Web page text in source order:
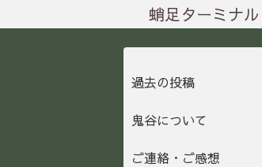
蛸足ターミナル
過去の投稿
鬼谷について
ご連絡・ご感想